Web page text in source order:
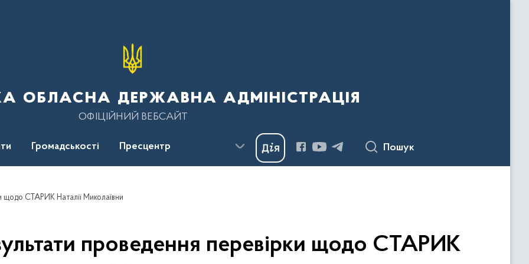
обласна державна адміністрація
ОФІЦІЙНИЙ ВЕБСАЙТ
Громадськості Пресцентр Пошук
щодо СТАРИК Наталії Миколаївни
проведення перевірки щодо СТАРИК